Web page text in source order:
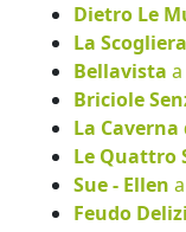
Dietro Le
La Scogliera
Bellavista
Briciole
La
Le Quattro
Sue - Ellen
Feudo